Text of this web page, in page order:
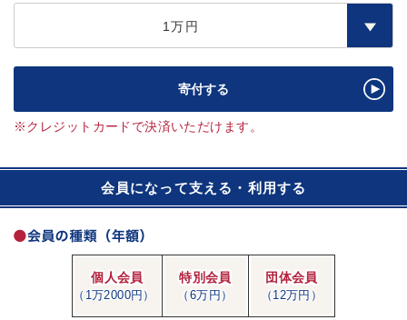
1万円
寄付する
※クレジットカードで決済いただけます。
会員になって支える・利用する
個人会員
（1万2000円）
特別会員
（6万円）
団体会員
（12万円）